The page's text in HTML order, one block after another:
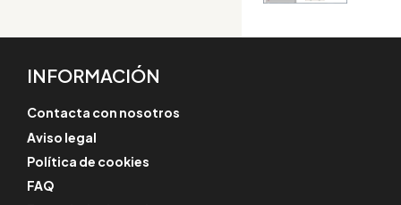
INFORMACIÓN
Contacta con nosotros
Aviso legal
Política de cookies
FAQ